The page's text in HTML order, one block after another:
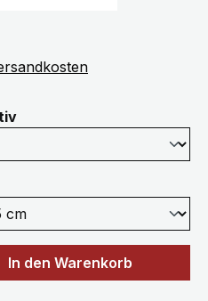
auswählen
den
In den Warenkorb